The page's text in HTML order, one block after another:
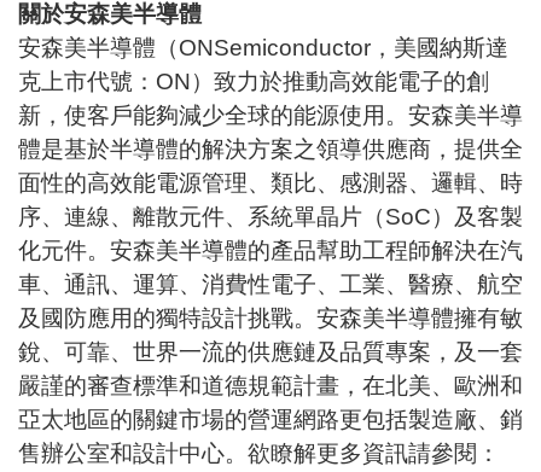
關於安森美半導體
安森美半導體（ONSemiconductor，美國納斯達
克上市代號： ON）致力於推動高效能電子的創
新，使客戶能夠減少全球的能源使用。安森美半導
體是基於半導體的解決方案之領導供應商，提供全
面性的高效能電源管理、類比、感測器、邏輯、時
序、連線、離散元件、系統單晶片（SoC）及客製
化元件。安森美半導體的產品幫助工程師解決在汽
車、通訊、運算、消費性電子、工業、醫療、航空
及國防應用的獨特設計挑戰。安森美半導體擁有敏
銳、可靠、世界一流的供應鏈及品質專案，及一套
嚴謹的審查標準和道德規範計畫，在北美、歐洲和
亞太地區的關鍵市場的營運網路更包括製造廠、銷
售辦公室和設計中心。欲瞭解更多資訊請參閱：